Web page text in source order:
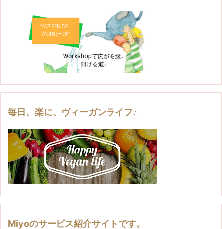
毎日、楽に、ヴィーガンライフ♪
Miyoのサービス紹介サイトです。